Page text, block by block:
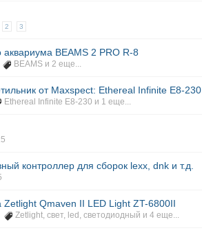
2 3
аквариума BEAMS 2 PRO R-8
BEAMS и 2 еще...
от Maxspect: Ethereal Infinite E8-230
Ethereal Infinite E8-230 и 1 еще...
контроллер для сборок lexx, dnk и т.д.
Zetlight Qmaven II LED Light ZT-6800II
Zetlight, свет, led , светодиодный и 4 еще...